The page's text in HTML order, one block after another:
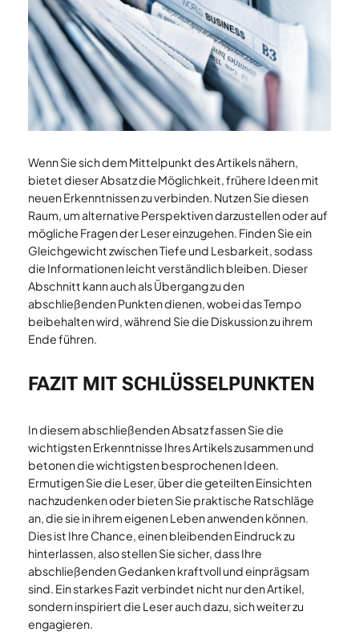
Wenn Sie sich dem Mittelpunkt des Artikels nähern,
bietet dieser Absatz die Möglichkeit, frühere Ideen mit
neuen Erkenntnissen zu verbinden. Nutzen Sie diesen
Raum, um alternative Perspektiven darzustellen oder auf
mögliche Fragen der Leser einzugehen. Finden Sie ein
Gleichgewicht zwischen Tiefe und Lesbarkeit, sodass
die Informationen leicht verständlich bleiben. Dieser
Abschnitt kann auch als Übergang zu den
abschließenden Punkten dienen, wobei das Tempo
beibehalten wird, während Sie die Diskussion zu ihrem
Ende führen.
FAZIT MIT SCHLÜSSELPUNKTEN
In diesem abschließenden Absatz fassen Sie die
wichtigsten Erkenntnisse Ihres Artikels zusammen und
betonen die wichtigsten besprochenen Ideen.
Ermutigen Sie die Leser, über die geteilten Einsichten
nachzudenken oder bieten Sie praktische Ratschläge
an, die sie in ihrem eigenen Leben anwenden können.
Dies ist Ihre Chance, einen bleibenden Eindruck zu
hinterlassen, also stellen Sie sicher, dass Ihre
abschließenden Gedanken kraftvoll und einprägsam
sind. Ein starkes Fazit verbindet nicht nur den Artikel,
sondern inspiriert die Leser auch dazu, sich weiter zu
engagieren.